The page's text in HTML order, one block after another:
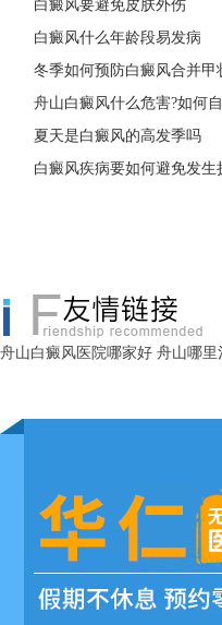
白癜风要避免皮肤外伤
白癜风什么年龄段易发病
冬季如何预防白癜风合并甲
舟山白癜风什么危害?如何
夏天是白癜风的高发季吗
白癜风疾病要如何避免发生
舟山白癜风医院哪家好 舟山哪里